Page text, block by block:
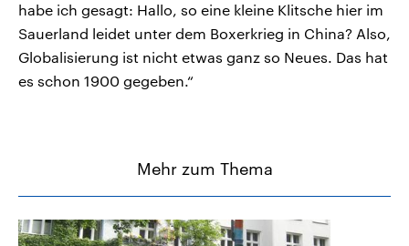
habe ich gesagt: Hallo, so eine kleine Klitsche hier im
Sauerland leidet unter dem Boxerkrieg in China? Also,
Globalisierung ist nicht etwas ganz so Neues. Das hat
es schon 1900 gegeben.“
Mehr zum Thema